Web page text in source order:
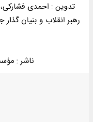
تدوین : احمدی
رهبر انقلاب و بنیان
ناشر :